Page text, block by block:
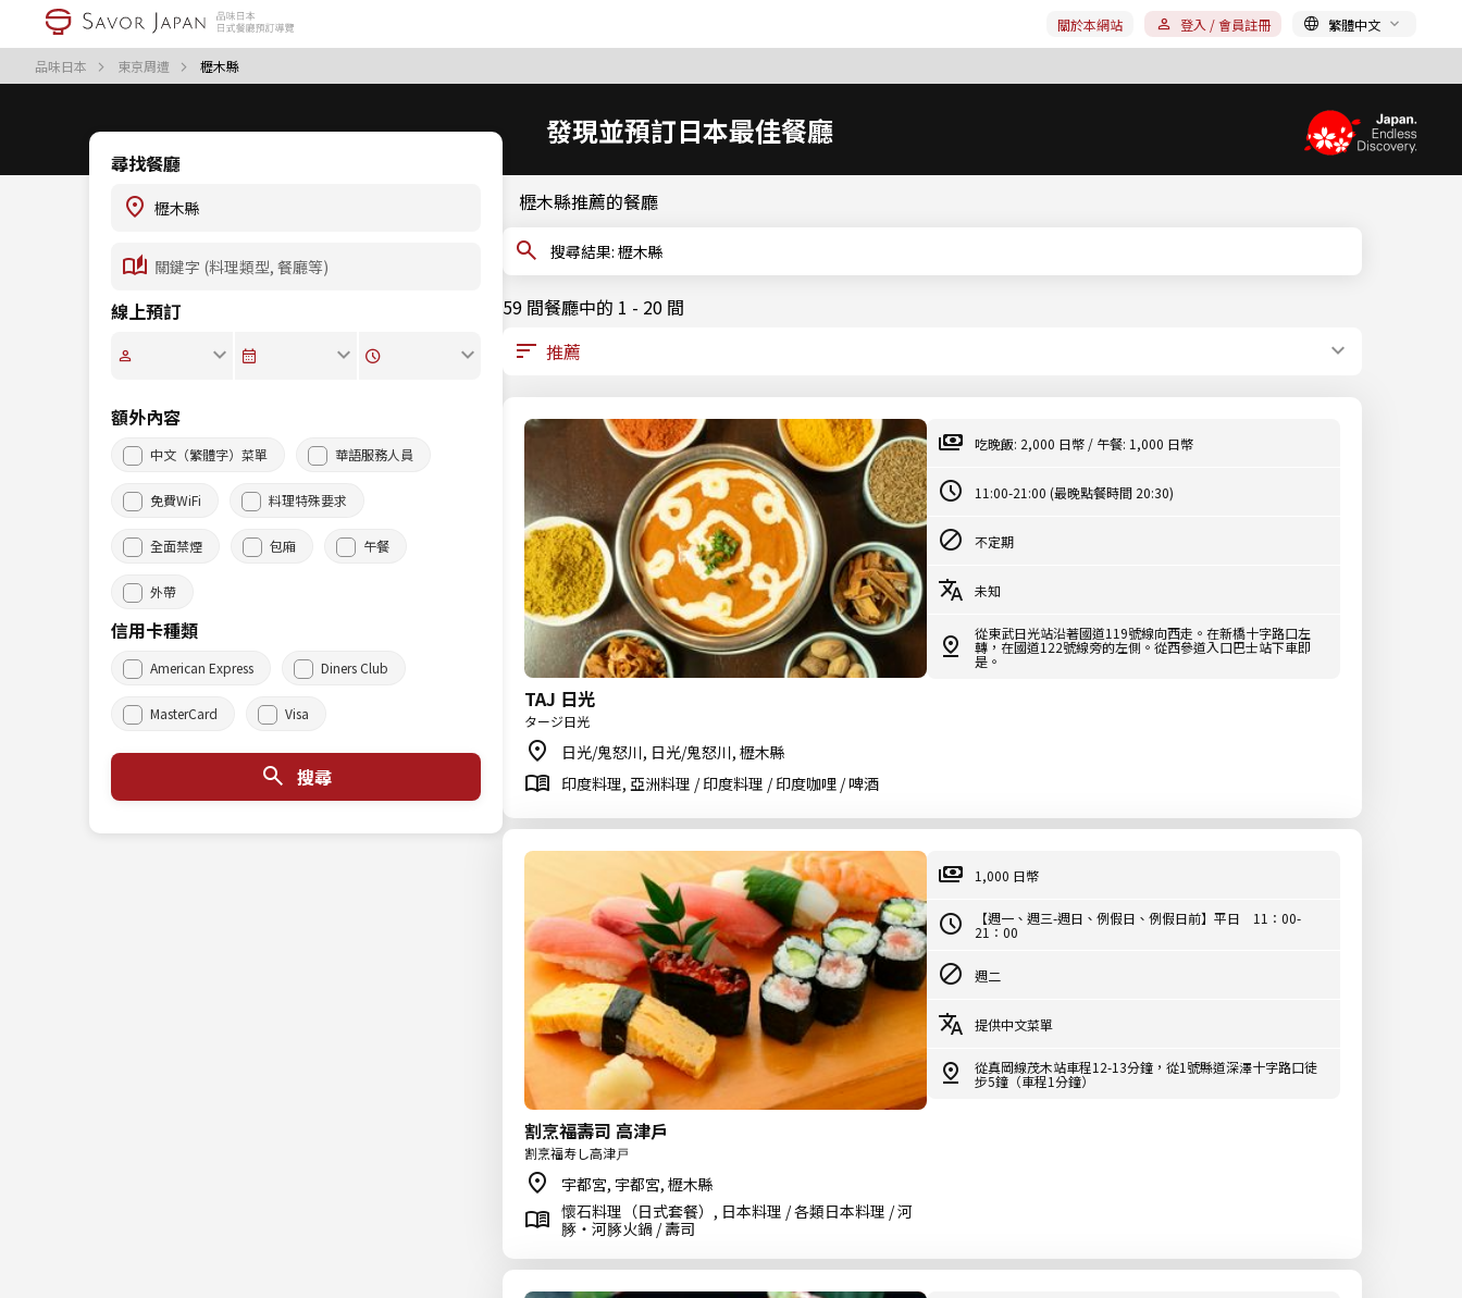
品味日本 東京周遭 櫪木縣
關於本網站 登入 / 會員註冊 繁體中文
發現並預訂日本最佳餐廳
尋找餐廳
線上預訂
額外內容
中文（繁體字）菜單 華語服務人員
免費WiFi 料理特殊要求
全面禁煙 包廂 午餐
外帶
信用卡種類
American Express Diners Club
MasterCard Visa
搜尋
櫪木縣推薦的餐廳
搜尋結果: 櫪木縣
59 間餐廳中的 1 - 20 間
TAJ 日光
タージ日光
日光/鬼怒川, 日光/鬼怒川, 櫪木縣
印度料理, 亞洲料理 / 印度料理 / 印度咖哩 / 啤酒
吃晚飯: 2,000 日幣 / 午餐: 1,000 日幣
11:00-21:00 (最晚點餐時間 20:30)
不定期
未知
從東武日光站沿著國道119號線向西走。在新橋十字路口左
轉，在國道122號線旁的左側。從西參道入口巴士站下車即
是。
割烹福壽司 高津戶
割烹福寿し高津戸
宇都宮, 宇都宮, 櫪木縣
懷石料理（日式套餐）, 日本料理 / 各類日本料理 / 河
䐁・河䐁火鍋 / 壽司
1,000 日幣
【週一、週三-週日、例假日、例假日前】平日 11：00-
21：00
週二
提供中文菜單
從真岡線茂木站車程12-13分鐘，從1號縣道深澤十字路口徒
步5鐘（車程1分鐘）